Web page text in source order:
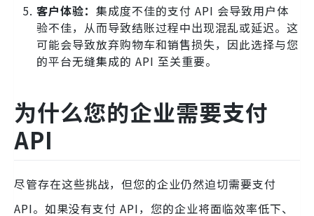
客户体验： 集成度不佳的支付 API 会导致用户体
验不佳，从而导致结账过程中出现混乱或延迟。这
可能会导致放弃购物车和销售损失，因此选择与您
的平台无缝集成的 API 至关重要。
为什么您的企业需要支付
API
尽管存在这些挑战，但您的企业仍然迫切需要支付
API。如果没有支付 API，您的企业将面临效率低下、